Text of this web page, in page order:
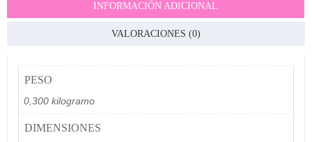
INFORMACIÓN ADICIONAL
VALORACIONES (0)
PESO
0,300 kilogramo
DIMENSIONES